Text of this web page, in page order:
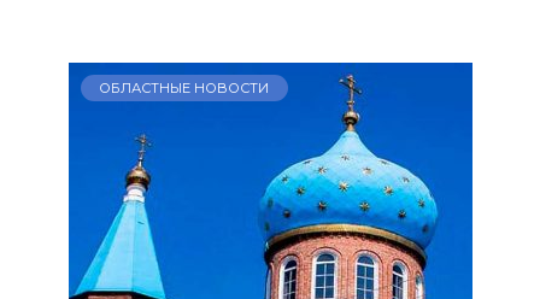
ОБЛАСТНЫЕ НОВОСТИ